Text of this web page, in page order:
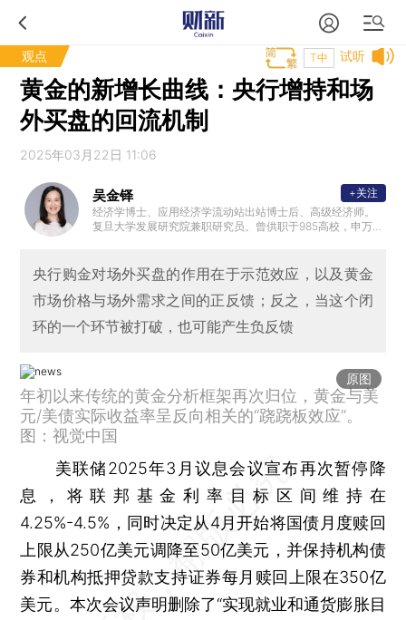
观点 试听
T中
黄金的新增长曲线：央行增持和场
外买盘的回流机制
2025年03月22日 11:06
吴金铎
经济学博士、应用经济学流动站出站博士后、高级经济师。
复旦大学发展研究院兼职研究员。曾供职于985高校，申万宏
观、全球资本市场及多资产配置。著有图书《Evolving Chin
a：Speed to Quality》。
+关注
央行购金对场外买盘的作用在于示范效应，以及黄金
市场价格与场外需求之间的正反馈；反之，当这个闭
环的一个环节被打破，也可能产生负反馈
原图
年初以来传统的黄金分析框架再次归位，黄金与美
元/美债实际收益率呈反向相关的“跷跷板效应”。
图：视觉中国
美联储2025年3月议息会议宣布再次暂停降
息，将联邦基金利率目标区间维持在
4.25%-4.5%，同时决定从4月开始将国债月度赎回
上限从250亿美元调降至50亿美元，并保持机构债
券和机构抵押贷款支持证券每月赎回上限在350亿
美元。本次会议声明删除了“实现就业和通货膨胀目